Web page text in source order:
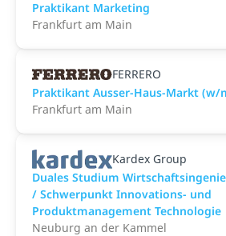
Praktikant Marketing
Frankfurt am Main
FERRERO
Praktikant Ausser-Haus-Markt (w/
Frankfurt am Main
Kardex Group
Duales Studium
/ Schwerpunkt Innovations- und
Produktmanagement Technologie
Neuburg an der Kammel